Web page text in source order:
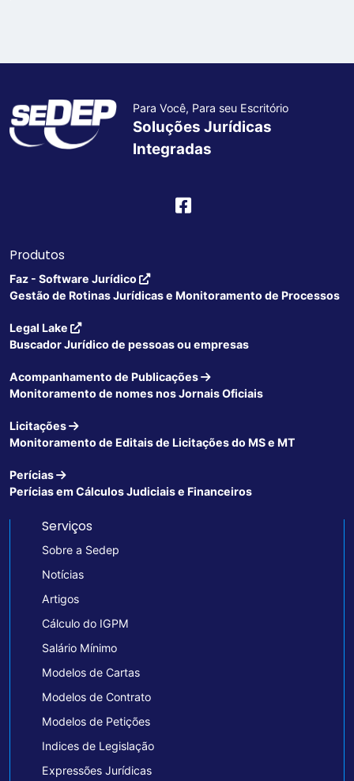
Para Você, Para seu Escritório
Soluções Jurídicas
Integradas
Produtos
Faz - Software Jurídico
Gestão de Rotinas Jurídicas e Monitoramento de Processos
Legal Lake
Buscador Jurídico de pessoas ou empresas
Acompanhamento de Publicações
Monitoramento de nomes nos Jornais Oficiais
Licitações
Monitoramento de Editais de Licitações do MS e MT
Perícias
Perícias em Cálculos Judiciais e Financeiros
Serviços
Sobre a Sedep
Notícias
Artigos
Cálculo do IGPM
Salário Mínimo
Modelos de Cartas
Modelos de Contrato
Modelos de Petições
Indices de Legislação
Expressões Jurídicas